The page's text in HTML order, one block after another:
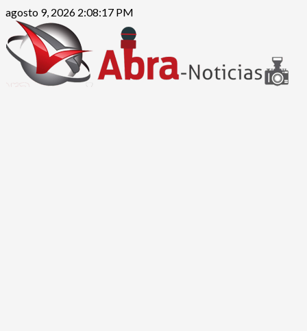
Saltar
contenido
agosto 9, 2026 2:08:18 PM